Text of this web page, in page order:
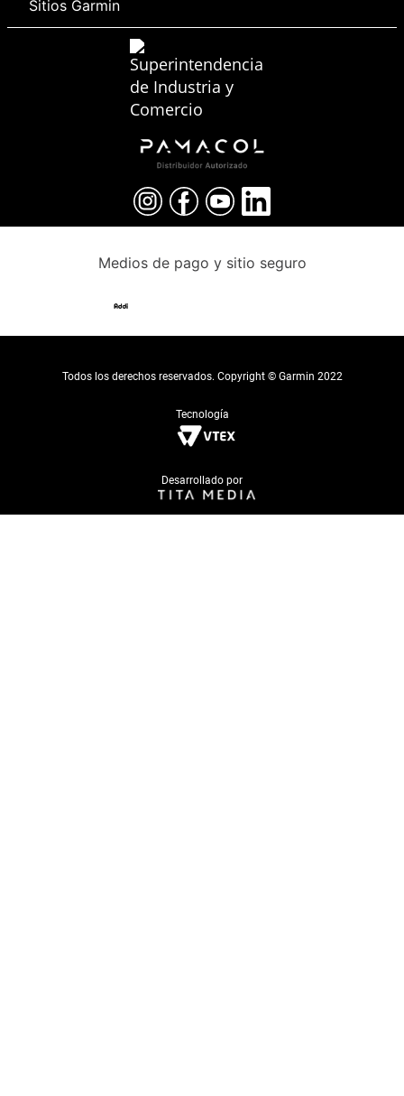
Sitios Garmin
Medios de pago y sitio seguro
Todos los derechos reservados. Copyright © Garmin 2022
Tecnología
Desarrollado por